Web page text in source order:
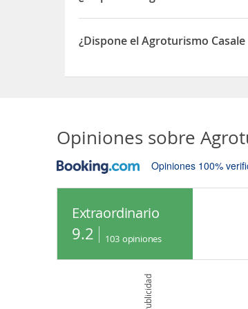
Sí, el Agroturismo Casale Della
¿Dispone el Agroturismo
Opiniones sobre
Opiniones 100%
Extraordinario
9.2 103 opiniones
Publicidad